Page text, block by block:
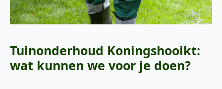
Tuinonderhoud Koningshooikt:
wat kunnen we voor je doen?